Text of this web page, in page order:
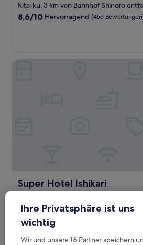
Sterne-
Unterkunft
Kita-ku, 3 km von Bahnhof Shinoro
8.6
Bewertungen)
8,6/10 Hervorragend (455
Super Hotel Ishikari
Super Hotel Ishikari
Sterne-
Unterkunft
6,2 km von Bahnhof Shinoro entfernt
9.0
von
10,
9,0/10 Wunderbar
Ihre Privatsphäre ist uns
wichtig
Wir und unsere16 Partner speichern